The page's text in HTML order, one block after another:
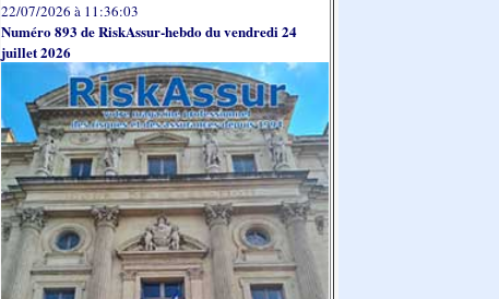
22/07/2026 à 11:36:03
Numéro 893 de RiskAssur-hebdo du vendredi 24
juillet 2026